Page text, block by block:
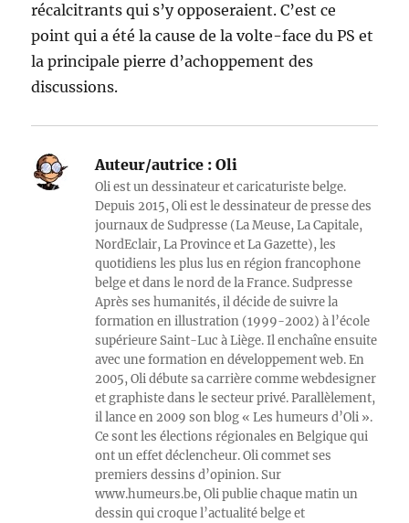
récalcitrants qui s’y opposeraient. C’est ce
point qui a été la cause de la volte-face du PS et
la principale pierre d’achoppement des
discussions.
Auteur/autrice : Oli
Oli est un dessinateur et caricaturiste belge.
Depuis 2015, Oli est le dessinateur de presse des
journaux de Sudpresse (La Meuse, La Capitale,
NordEclair, La Province et La Gazette), les
quotidiens les plus lus en région francophone
belge et dans le nord de la France. Sudpresse
Après ses humanités, il décide de suivre la
formation en illustration (1999-2002) à l’école
supérieure Saint-Luc à Liège. Il enchaîne ensuite
avec une formation en développement web. En
2005, Oli débute sa carrière comme webdesigner
et graphiste dans le secteur privé. Parallèlement,
il lance en 2009 son blog « Les humeurs d’Oli ».
Ce sont les élections régionales en Belgique qui
ont un effet déclencheur. Oli commet ses
premiers dessins d’opinion. Sur
www.humeurs.be, Oli publie chaque matin un
dessin qui croque l’actualité belge et